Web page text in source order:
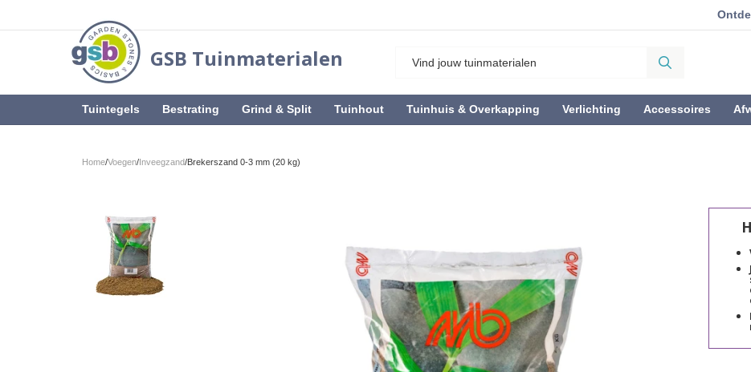
GSB Tuinmaterialen
Tuintegels Bestrating Grind & Split Tuinhout Tuinhuis & Overkapping Verlichting Accessoires
Home/Voegen/Inveegzand/Brekerszand 0-3 mm (20 kg)